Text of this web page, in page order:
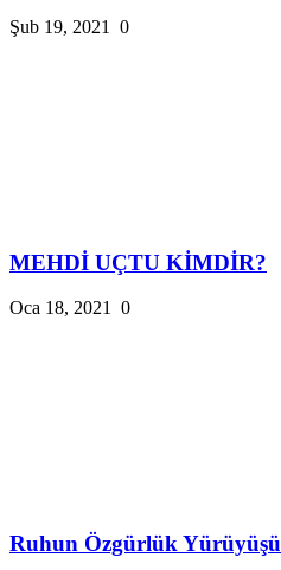
Şub 19, 2021 0
MEHDİ UÇTU KİMDİR?
Oca 18, 2021 0
Ruhun Özgürlük Yürüyüşü